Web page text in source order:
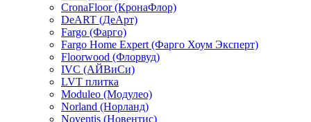
CronaFloor (КронаФлор)
DeART (ДеАрт)
Fargo (Фарго)
Fargo Home Expert (Фарго Хоум Эксперт)
Floorwood (Флорвуд)
IVC (АЙВиСи)
LVT плитка
Moduleo (Модулео)
Norland (Норланд)
Noventis (Новентис)